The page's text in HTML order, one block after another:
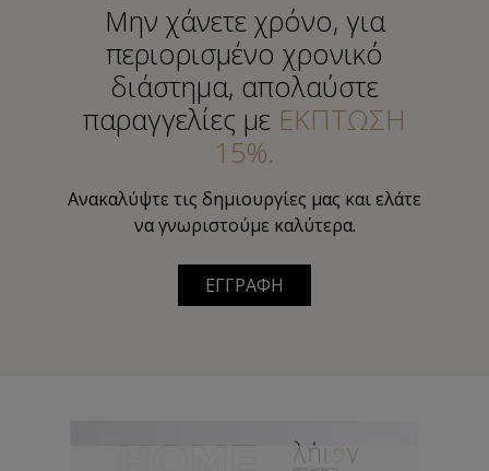
Μην χάνετε χρόνο, για
περιορισμένο χρονικό
διάστημα, απολαύστε
παραγγελίες με ΕΚΠΤΩΣΗ
15%.
Ανακαλύψτε τις δημιουργίες μας και ελάτε
να γνωριστούμε καλύτερα.
ΕΓΓΡΑΦΗ